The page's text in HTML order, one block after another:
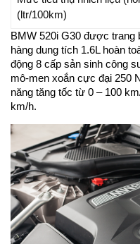
(ltr/100km)
BMW 520i G30 được trang
hàng dung tích 1.6L hoàn
động 8 cấp sản sinh công
mô-men xoắn cực đại 250
năng tăng tốc từ 0 – 100
km/h.